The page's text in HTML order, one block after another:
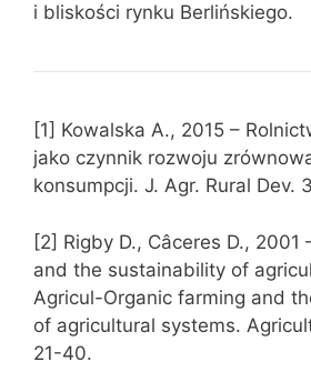
i bliskości rynku Berlińskiego.
[1] Kowalska A., 2015 –
jako czynnik rozwoju
konsumpcji. J. Agr. Rural Dev.
[2] Rigby D., Câceres D., 2001
and the sustainability of
Agricul-Organic farming and
of agricultural systems.
21-40.